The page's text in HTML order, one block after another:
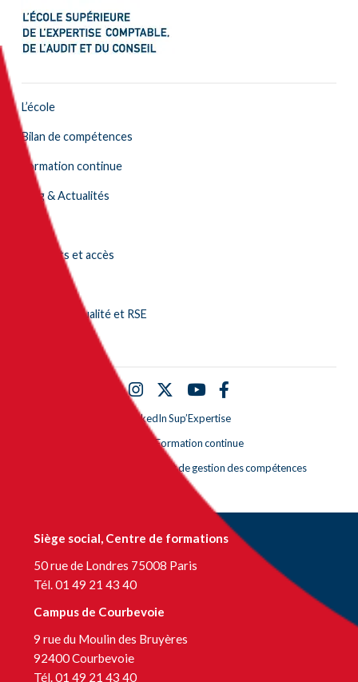
L’école
Bilan de compétences
Formation continue
Blog & Actualités
Contacts et accès
Démarche qualité et RSE
LinkedIn Sup’Expertise
LinkedIn Formation continue
LinkedIn Centre de bilans et de gestion des compétences
Siège social, Centre de formations
50 rue de Londres 75008 Paris
Tél. 01 49 21 43 40
Campus de Courbevoie
9 rue du Moulin des Bruyères
92400 Courbevoie
Tél. 01 49 21 43 40